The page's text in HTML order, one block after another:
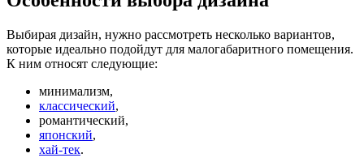
Выбирая дизайн, нужно рассмотреть несколько вариантов,
которые идеально подойдут для малогабаритного помещения.
К ним относят следующие:
минимализм,
классический,
романтический,
японский,
хай-тек.